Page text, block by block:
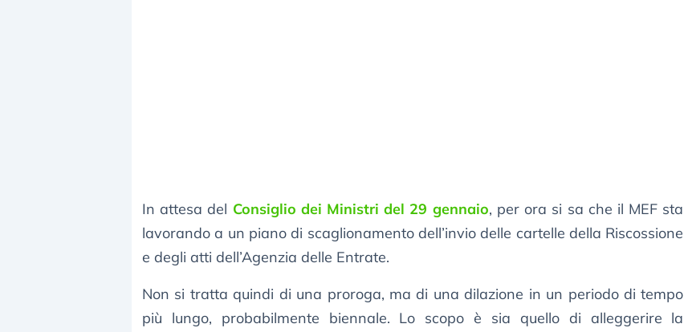
In attesa del Consiglio dei Ministri del 29 gennaio, per ora si sa che il MEF sta
lavorando a un piano di scaglionamento dell’invio delle cartelle della Riscossione
e degli atti dell’Agenzia delle Entrate.
Non si tratta quindi di una proroga, ma di una dilazione in un periodo di tempo
più lungo, probabilmente biennale. Lo scopo è sia quello di alleggerire la